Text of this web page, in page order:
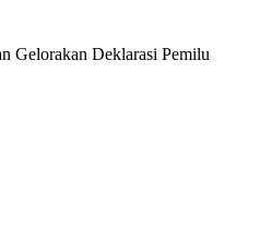
Gelorakan Deklarasi Pemilu